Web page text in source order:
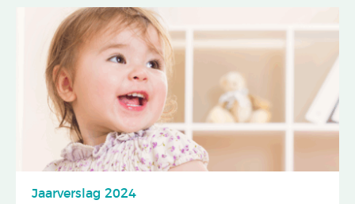
Jaarverslag 2024